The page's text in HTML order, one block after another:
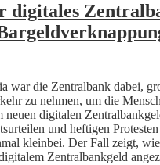
digitales
war die Zentralbank dabei,
zu nehmen, um die
neuen digitalen
und heftigen
kleinbei. Der Fall zeigt,
Zentralbankgeld